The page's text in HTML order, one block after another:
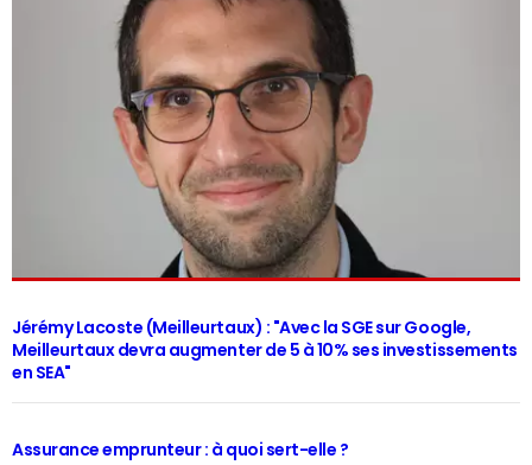
Jérémy Lacoste (Meilleurtaux) : "Avec la SGE sur Google,
Meilleurtaux devra augmenter de 5 à 10% ses investissements
en SEA"
Assurance emprunteur : à quoi sert-elle ?